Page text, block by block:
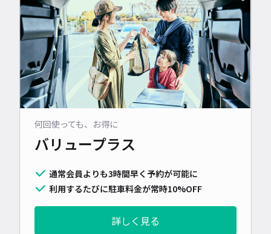
何回使っても、お得に
バリュープラス
通常会員よりも3時間早く予約が可能に
利用するたびに駐車料金が常時10%OFF
詳しく見る